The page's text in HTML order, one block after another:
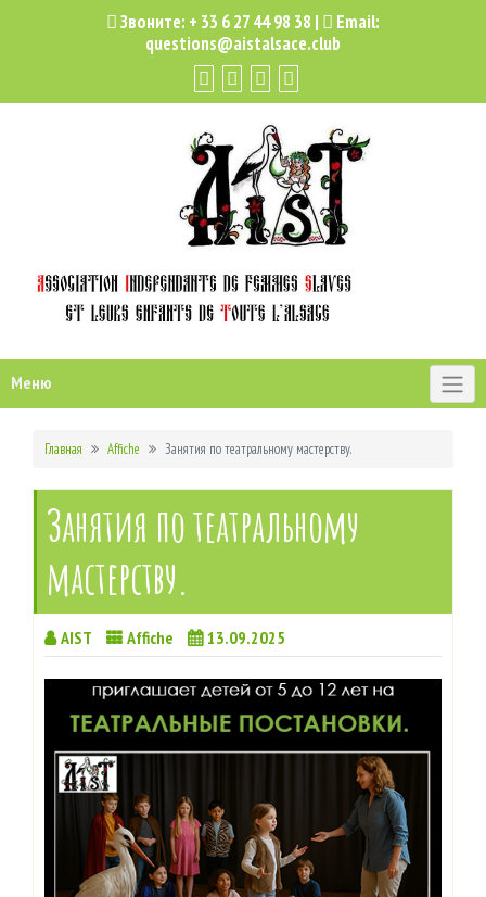
Звоните: + 33 6 27 44 98 38 |
Email:
questions@aistalsace.club
Меню
Главная Affiche Занятия по театральному мастерству.
Занятия по театральному
мастерству.
AIST Affiche 13.09.2025